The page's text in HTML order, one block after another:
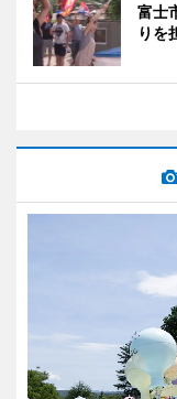
富士
りを